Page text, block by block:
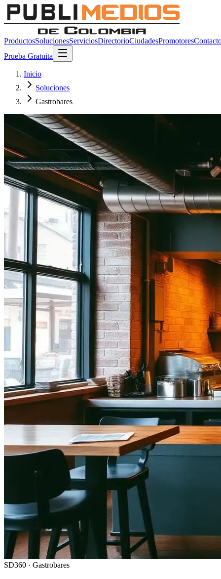
ProductosSolucionesServiciosDirectorioCiudadesPromotores
Prueba Gratuita
Inicio
Soluciones
Gastrobares
SD360 · Gastrobares